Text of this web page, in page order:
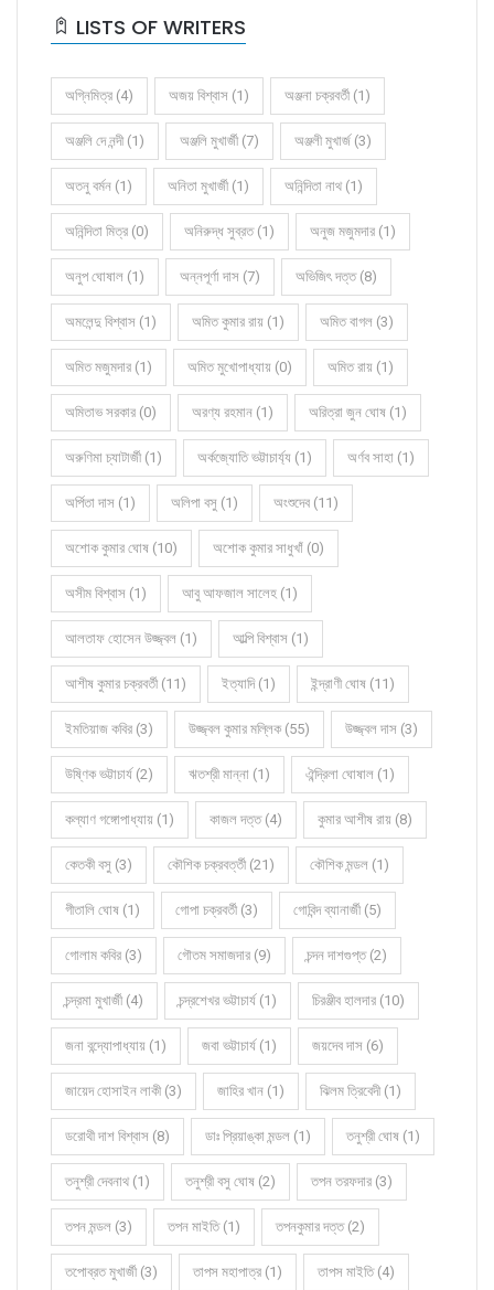
LISTS OF WRITERS
অগ্নিমিত্র (4) অজয় বিশ্বাস (1) অঞ্জনা চক্রবর্তী (1)
অঞ্জলি দে নন্দী (1) অঞ্জলি মুখার্জী (7) অঞ্জলী মুখার্জ (3)
অতনু বর্মন (1) অনিতা মুখার্জী (1) অনিন্দিতা নাথ (1)
অনিন্দিতা মিত্র (0) অনিরুদ্ধ সুব্রত (1) অনুজ মজুমদার (1)
অনুপ ঘোষাল (1) অন্নপূর্ণা দাস (7) অভিজিৎ দত্ত (8)
অমলেন্দু বিশ্বাস (1) অমিত কুমার রায় (1) অমিত বাগল (3)
অমিত মজুমদার (1) অমিত মুখোপাধ্যায় (0) অমিত রায় (1)
অমিতাভ সরকার (0) অরণ্য রহমান (1) অরিত্রা জুন ঘোষ (1)
অরুণিমা চ্যাটার্জী (1) অর্কজ্যোতি ভট্টাচার্য্য (1) অর্ণব সাহা (1)
অর্পিতা দাস (1) অলিপা বসু (1) অংশুদেব (11)
অশোক কুমার ঘোষ (10) অশোক কুমার সাধুখাঁ (0)
অসীম বিশ্বাস (1) আবু আফজাল সালেহ (1)
আলতাফ হোসেন উজ্জ্বল (1) আল্পি বিশ্বাস (1)
আশীষ কুমার চক্রবর্তী (11) ইত্যাদি (1) ইন্দ্রাণী ঘোষ (11)
ইমতিয়াজ কবির (3) উজ্জ্বল কুমার মল্লিক (55) উজ্জ্বল দাস (3)
উষ্ণিক ভট্টাচার্য (2) ঋতশ্রী মান্না (1) ঐন্দ্রিলা ঘোষাল (1)
কল্যাণ গঙ্গোপাধ্যায় (1) কাজল দত্ত (4) কুমার আশীষ রায় (8)
কেতকী বসু (3) কৌশিক চক্রবর্ত্তী (21) কৌশিক মন্ডল (1)
গীতালি ঘোষ (1) গোপা চক্রবর্তী (3) গোবিন্দ ব্যানার্জী (5)
গোলাম কবির (3) গৌতম সমাজদার (9) চন্দন দাশগুপ্ত (2)
চন্দ্রমা মুখার্জী (4) চন্দ্রশেখর ভট্টাচার্য (1) চিরঞ্জীব হালদার (10)
জনা বন্দ্যোপাধ্যায় (1) জবা ভট্টাচার্য (1) জয়দেব দাস (6)
জায়েদ হোসাইন লাকী (3) জাহির খান (1) ঝিলম ত্রিবেদী (1)
ডরোথী দাশ বিশ্বাস (8) ডাঃ প্রিয়াঙ্কা মন্ডল (1) তনুশ্রী ঘোষ (1)
তনুশ্রী দেবনাথ (1) তনুশ্রী বসু ঘোষ (2) তপন তরফদার (3)
তপন মন্ডল (3) তপন মাইতি (1) তপনকুমার দত্ত (2)
তপোব্রত মুখার্জী (3) তাপস মহাপাত্র (1) তাপস মাইতি (4)